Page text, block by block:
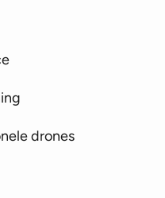
drones